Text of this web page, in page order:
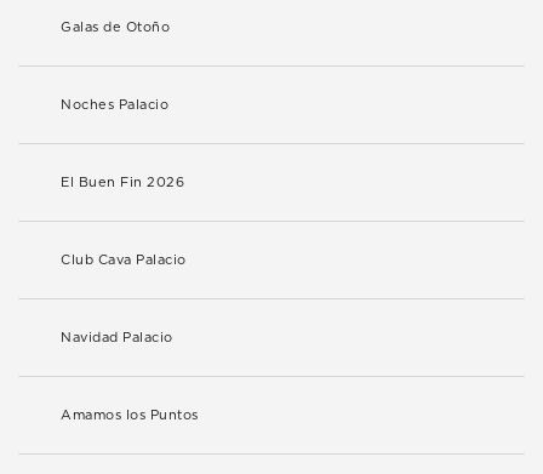
Galas de Otoño
Noches Palacio
El Buen Fin 2026
Club Cava Palacio
Navidad Palacio
Amamos los Puntos